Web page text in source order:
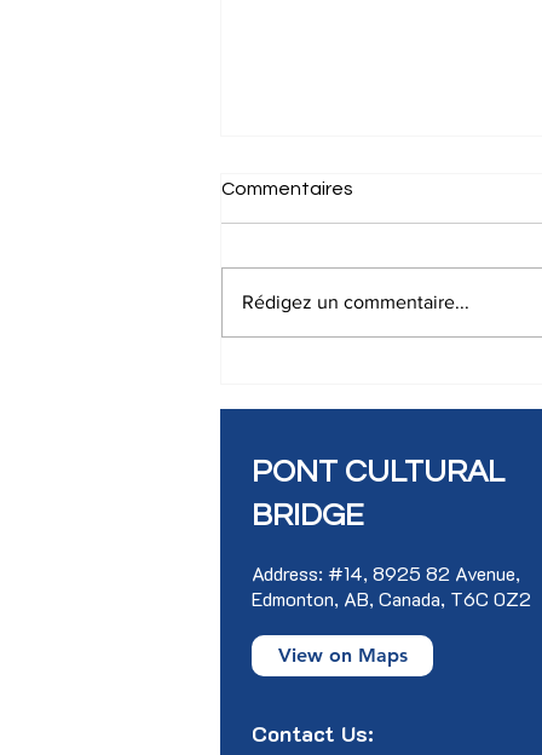
Commentaires
Rédigez un commentaire...
PONT CULTURAL
BRIDGE
Address: #14, 8925 82 Avenue,
Edmonton, AB, Canada, T6C 0Z2
View on Maps
Contact Us: